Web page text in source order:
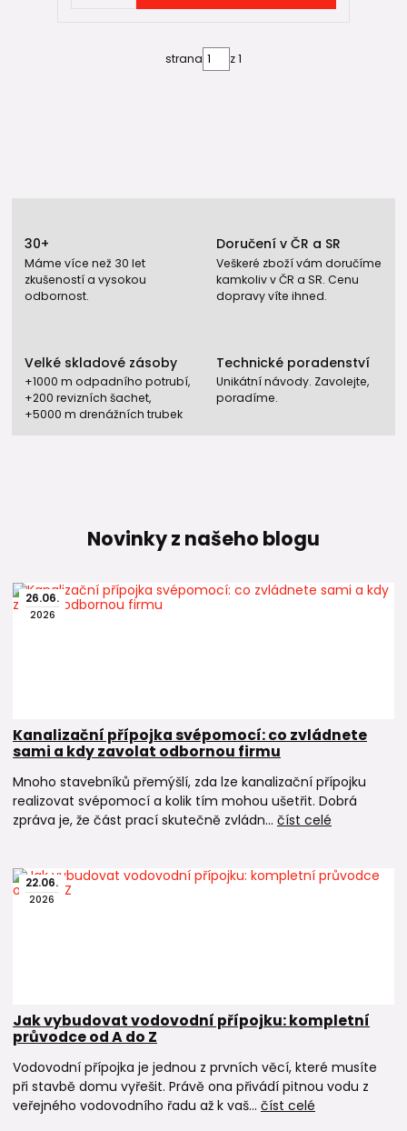
strana z 1
30+
Máme více než 30 let
zkušeností a vysokou
odbornost.
Doručení v ČR a SR
Veškeré zboží vám doručíme
kamkoliv v ČR a SR. Cenu
dopravy víte ihned.
Velké skladové zásoby
+1000 m odpadního potrubí,
+200 revizních šachet,
+5000 m drenážních trubek
Technické poradenství
Unikátní návody. Zavolejte,
poradíme.
Novinky z našeho blogu
26.06.
2026
Kanalizační přípojka svépomocí: co zvládnete
sami a kdy zavolat odbornou firmu
Mnoho stavebníků přemýšlí, zda lze kanalizační přípojku
realizovat svépomocí a kolik tím mohou ušetřit. Dobrá
zpráva je, že část prací skutečně zvládn... číst celé
22.06.
2026
Jak vybudovat vodovodní přípojku: kompletní
průvodce od A do Z
Vodovodní přípojka je jednou z prvních věcí, které musíte
při stavbě domu vyřešit. Právě ona přivádí pitnou vodu z
veřejného vodovodního řadu až k vaš... číst celé